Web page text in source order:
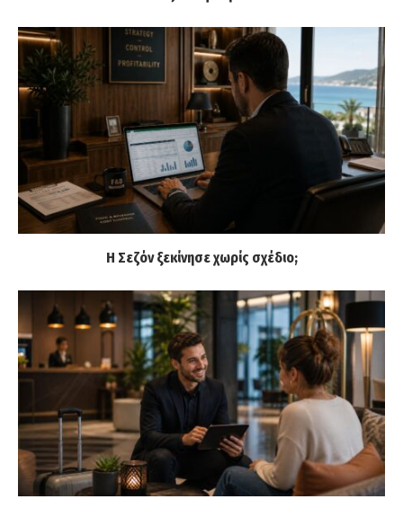
Η Σεζόν ξεκίνησε χωρίς σχέδιο;